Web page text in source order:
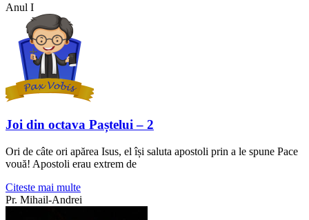
Anul I
Joi din octava Paștelui – 2
Ori de câte ori apărea Isus, el își saluta apostoli prin a le spune Pace
vouă! Apostoli erau extrem de
Citeste mai multe
Pr. Mihail-Andrei